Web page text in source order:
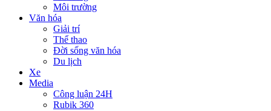
Môi trường
Văn hóa
Giải trí
Thể thao
Đời sống văn hóa
Du lịch
Xe
Media
Công luận 24H
Rubik 360